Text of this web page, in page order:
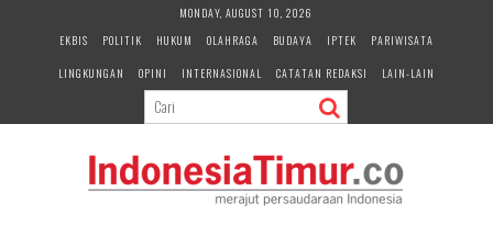
MONDAY, AUGUST 10, 2026
EKBIS
POLITIK HUKUM OLAHRAGA BUDAYA IPTEK
PARIWISATA
LINGKUNGAN
OPINI INTERNASIONAL CATATAN REDAKSI LAIN-LAIN